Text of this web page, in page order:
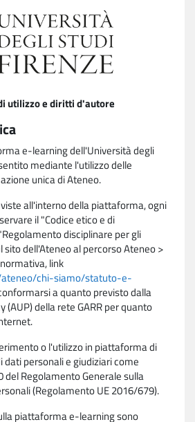
utilizzo e diritti d'autore
e-learning dell'Università degli
mediante l'utilizzo delle
unica di Ateneo.
all'interno della piattaforma, ogni
il "Codice etico e di
disciplinare per gli
dell'Ateneo al percorso Ateneo >
link
chi-siamo/statuto-e-
a quanto previsto dalla
(AUP) della rete GARR per quanto
o l'utilizzo in piattaforma di
personali e giudiziari come
del Regolamento Generale sulla
(Regolamento UE 2016/679).
piattaforma e-learning sono